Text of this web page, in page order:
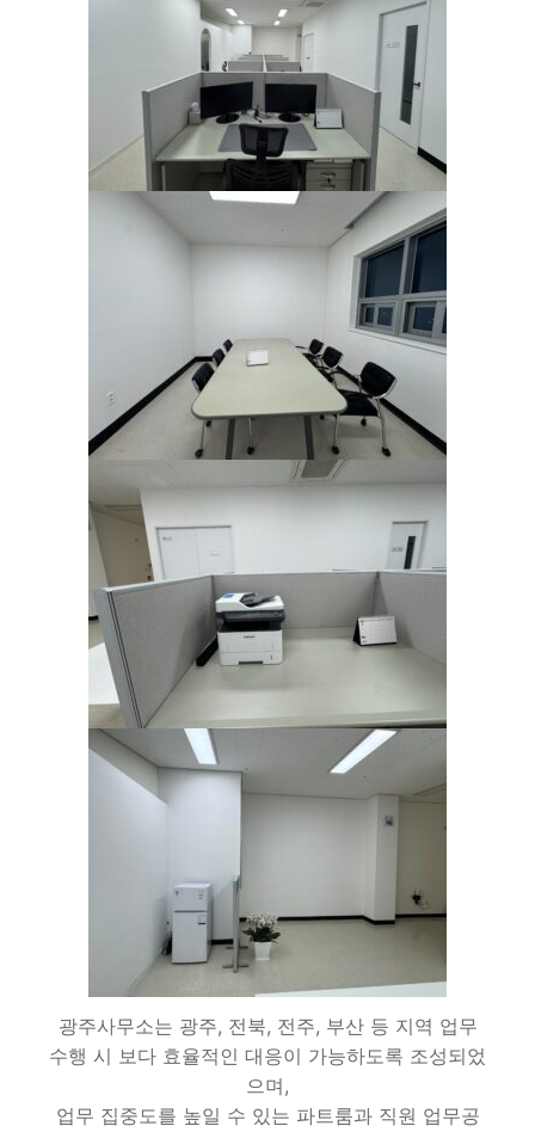
광주사무소는 광주, 전북, 전주, 부산 등 지역 업무
수행 시 보다 효율적인 대응이 가능하도록 조성되었
으며,
업무 집중도를 높일 수 있는 파트룸과 직원 업무공